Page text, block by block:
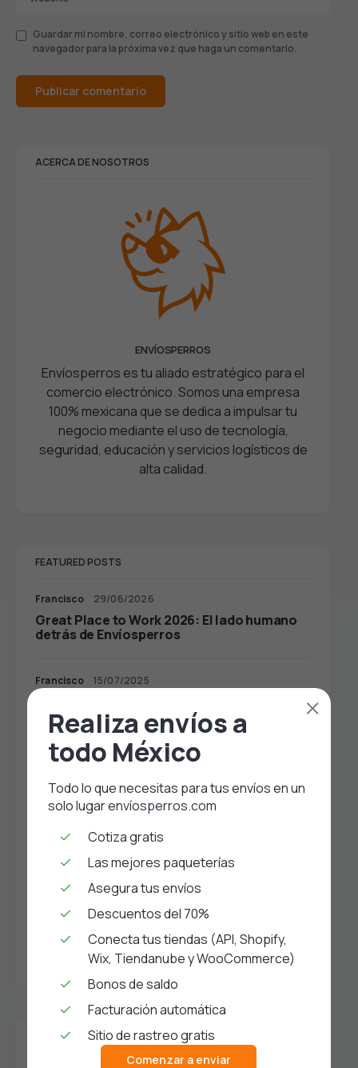
Guardar mi nombre, correo electrónico y sitio web en este
navegador para la próxima vez que haga un comentario.
ACERCA DE NOSOTROS
ENVÍOSPERROS
Envíosperros es tu aliado estratégico para el
comercio electrónico. Somos una empresa
100% mexicana que se dedica a impulsar tu
negocio mediante el uso de tecnología,
seguridad, educación y servicios logísticos de
alta calidad.
FEATURED POSTS
Francisco 29/06/2026
Great Place to Work 2026: El lado humano
detrás de Envíosperros
Francisco 15/07/2025
manual con la Solicitud de Direcciones
Daniel AP 14/01/2025
Calendario de Fechas Clave para
eCommerce y Marketing 2025 en México
Carolina Gonzalez 07/10/2024
Sé Amable: Clave para una Cultura Laboral
Saludable
Carga LTL: Guía Completa para envíos LTL
todo lo que necesitas saber
TOP ON THE WEEK
Realiza envíos a
todo México
Todo lo que necesitas para tus envíos en un
solo lugarenvíosperros.com
Cotiza gratis
Las mejores paqueterías
Asegura tus envíos
Descuentos del 70%
Conecta tus tiendas (API, Shopify,
Wix, Tiendanube y WooCommerce)
Bonos de saldo
Facturación automática
Sitio de rastreo gratis
Comenzar a enviar
×